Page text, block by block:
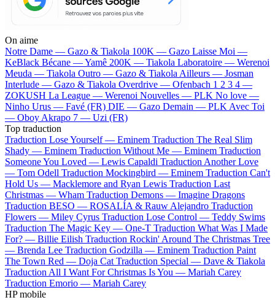
On aime
Notre Dame — Gazo & Tiakola 100K — Gazo Laisse Moi —
KeBlack Bécane —Yamê 200K — Tiakola Laboratoire — Werenoi
Meuda — Tiakola Outro — Gazo & Tiakola Ailleurs — Josman
Interlude — Gazo & Tiakola Overdrive — Ofenbach 1 2 3 4 —
ZOKUSH La League — Werenoi Nouvelles — PLK No love —
Ninho Urus — Favé (FR) DIE — Gazo Demain — PLK Avec Toi
— Oboy Akrapo 7 — Uzi (FR)
Top traduction
Traduction Lose Yourself — Eminem Traduction The Real Slim
Shady — Eminem Traduction Without Me — Eminem Traduction
Someone You Loved — Lewis Capaldi Traduction Another Love
— Tom Odell Traduction Mockingbird — Eminem Traduction Can't
Hold Us — Macklemore and Ryan Lewis Traduction Last
Christmas — Wham Traduction Demons — Imagine Dragons
Traduction BESO — ROSALÍA & Rauw Alejandro Traduction
Flowers — Miley Cyrus Traduction Lose Control — Teddy Swims
Traduction The Magic Key — One-T Traduction What Was I Made
For? — Billie Eilish Traduction Rockin' Around The Christmas Tree
— Brenda Lee Traduction Godzilla — Eminem Traduction Paint
The Town Red — Doja Cat Traduction Special — Dave & Tiakola
Traduction All I Want For Christmas Is You — Mariah Carey
Traduction Emorio — Mariah Carey
HP mobile